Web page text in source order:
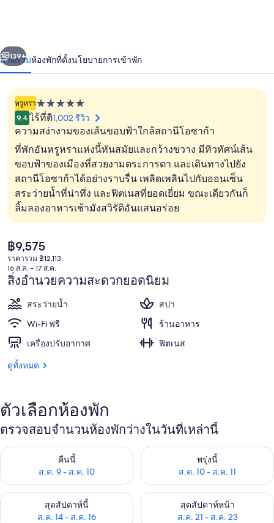
เนนตัล
โอ
ซาก้
บาย
IHG
วิวเมือง
า
ถัดไป
139+
ภาพรวมห้องพักที่ตั้งนโยบายการเข้าพัก
หรูหราที่พัก
5.0
ดาว
9.4 ไร้ที่ติ1,002 รีวิว
ความสง่างามของเส้นขอบฟ้าใกล้สถานีโอซาก้า
ที่พักอันหรูหราแห่งนี้ทันสมัยและกว้างขวาง มีทิวทัศน์เส้น
ขอบฟ้าของเมืองที่สวยงามตระการตา และเดินทางไปยัง
สถานีโอซาก้าได้อย่างราบรื่น เพลิดเพลินไปกับออนเซ็น
สระว่ายน้ำที่น่าทึ่ง และฟิตเนสที่ยอดเยี่ยม ขณะเดียวกันก็
ลิ้มลองอาหารเช้ามังสวิรัติอันแสนอร่อย
ราคา
ปัจจุบัน
฿9,575
฿9,575
ราคารวม ฿12,113
16 ส.ค. - 17 ส.ค.
สิ่งอำนวยความสะดวกยอดนิยม
สระว่ายน้ำ
สปา
Wi-Fi ฟรี
ร้านอาหาร
เครื่องปรับอากาศ
ฟิตเนส
ดูทั้งหมด
ตัวเลือกห้องพัก
ตรวจสอบจำนวนห้องพักว่างในวันที่เหล่านี้
คืนนี้
ส.ค. 9 - ส.ค. 10
ตรวจสอบจำนวนห้องพักว่างในคืนนี้ ส.ค. 9 - ส.ค. 10
พรุ่งนี้
ส.ค. 10 - ส.ค. 11
ตรวจสอบจำนวนห้องพักว่างใน
สุดสัปดาห์นี้
ส.ค. 14 - ส.ค. 16
ตรวจสอบจำนวนห้องพักว่างในสุดสัปดาห์นี้ ส.ค. 14 - ส.ค. 16
สุดสัปดาห์หน้า
ส.ค. 21 - ส.ค. 23
ตรวจสอบจำนวนห้องพักว่างใน